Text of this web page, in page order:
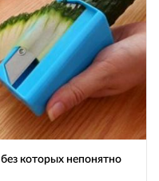
которых непонятно